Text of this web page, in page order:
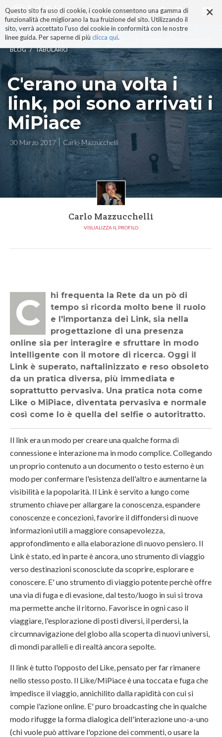
×
Questo sito fa uso di cookie, i cookie consentono una gamma di
funzionalità che migliorano la tua fruizione del sito. Utilizzando il
sito, verrà accettato l'uso dei cookie in conformità con le nostre
linee guida. Per saperne di più clicca qui.
ai
contenuti.
|
alla
navigazione
BLOG / TABULARIO
C'erano una volta i
link, poi sono arrivati i
MiPiace
30 Marzo 2017 Carlo Mazzucchelli
Carlo Mazzucchelli
VISUALIZZA IL PROFILO
Chi frequenta la Rete da un pò di
tempo si ricorda molto bene il ruolo
e l'importanza dei Link, sia nella
progettazione di una presenza
online sia per interagire e sfruttare in modo
intelligente con il motore di ricerca. Oggi il
Link è superato, naftalinizzato e reso obsoleto
da un pratica diversa, più immediata e
soprattutto pervasiva. Una pratica nota come
Like o MiPiace, diventata pervasiva e normale
così come lo è quella del selfie o autoritratto.
Il link era un modo per creare una qualche forma di
connessione e interazione ma in modo complice. Collegando
un proprio contenuto a un documento o testo esterno è un
modo per confermare l'esistenza dell'altro e aumentarne la
visibilità e la popolarità. Il Link è servito a lungo come
strumento chiave per allargare la conoscenza, espandere
conoscenze e concezioni, favorire il diffondersi di nuove
informazioni utili a maggiore consapevolezza,
approfondimento e alla elaborazione di nuovo pensiero. Il
Link è stato, ed in parte è ancora, uno strumento di viaggio
verso destinazioni sconosciute da scoprire, esplorare e
conoscere. E' uno strumento di viaggio potente perchè offre
una via di fuga e di evasione, dal testo/luogo in sui si trova
ma permette anche il ritorno. Favorisce in ogni caso il
viaggiare, l'esplorazione di posti diversi, il perdersi, la
circumnavigazione del globo alla scoperta di nuovi universi,
di mondi paralleli e di realtà ancora sepolte.
Il link è tutto l'opposto del Like, pensato per far rimanere
nello stesso posto. Il Like/MiPiace è una toccata e fuga che
impedisce il viaggio, annichilito dalla rapidità con cui si
compie l'azione online. E' puro broadcasting che in qualche
modo rifugge la forma dialogica dell'interazione uno-a-uno
(chi vuole può attivare l'opzione dei commenti, o usare la